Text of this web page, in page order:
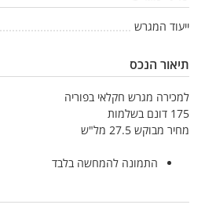
ייעוד המגרש
תיאור הנכס
למכירה מגרש חקלאי בפוריה
175 דונם בשלמות
מחיר מבוקש 27.5 מל"ש
התמונה להמחשה בלבד